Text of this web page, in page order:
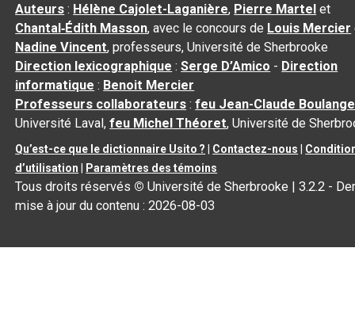
Auteurs : Hélène Cajolet-Laganière, Pierre Martel et
Chantal‑Édith Masson, avec le concours de Louis Mercier
Nadine Vincent, professeurs, Université de Sherbrooke
Direction lexicographique :Serge D’Amico - Direction
informatique : Benoit Mercier
Professeurs collaborateurs :feu Jean-Claude
Université Laval,feu Michel Théoret, Université de
Qu’est-ce que le dictionnaire Usito ? Contactez-nous
d’utilisation
Paramètres des témoins
Tous droits réservés © Université de Sherbrooke |3.2.2 -
mise à jour du contenu :2026-08-03